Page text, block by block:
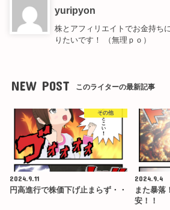
yuripyon
株とアフィリエイトでお金持ち
りたいです！ （無理ｐｏ）
NEW POST このライターの最新記事
その他
2024.9.11
円高進行で株価下げ止まらず・・
2024.9.4
また暴落
安！！